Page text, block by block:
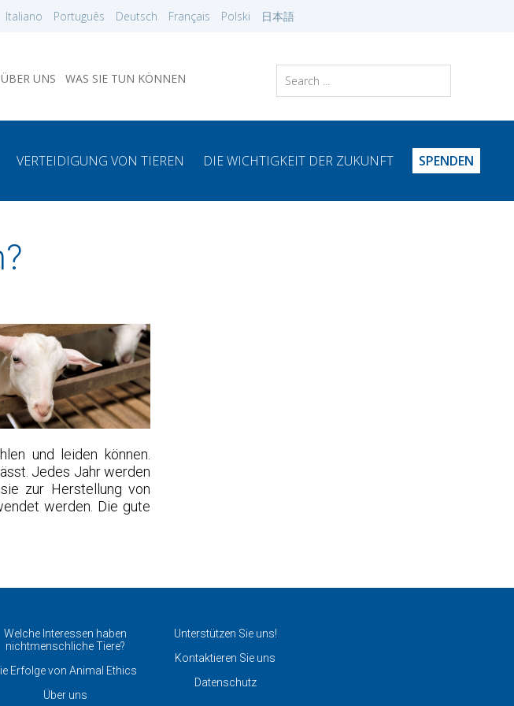
Italiano Português Deutsch Français Polski 日本語
ÜBER UNS WAS SIE TUN KÖNNEN
VERTEIDIGUNG VON TIEREN DIE WICHTIGKEIT DER ZUKUNFT SPENDEN
und leiden können.
Jedes Jahr werden
zur Herstellung von
werden. Die gute
Welche Interessen haben
nichtmenschliche Tiere?
Erfolge von Animal Ethics
Über uns
Unterstützen Sie uns!
Kontaktieren Sie uns
Datenschutz